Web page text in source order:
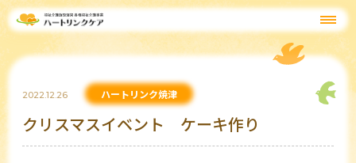
2022.12.26 ハートリンク焼津
クリスマスイベント ケーキ作り